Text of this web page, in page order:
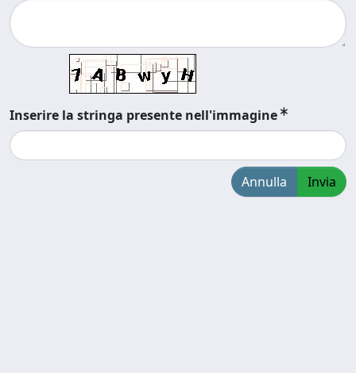
Inserire la stringa presente nell'immagine
Annulla Invia